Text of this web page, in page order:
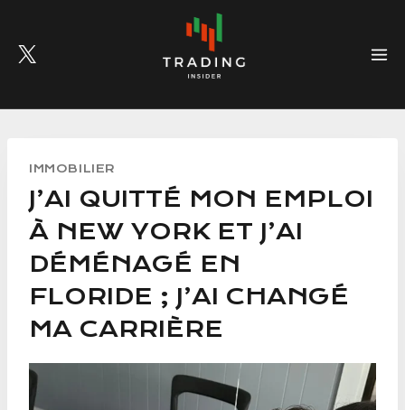
content
IMMOBILIER
J’AI QUITTÉ MON EMPLOI
À NEW YORK ET J’AI
DÉMÉNAGÉ EN
FLORIDE ; J’AI CHANGÉ
MA CARRIÈRE